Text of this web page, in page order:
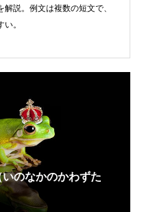
説。例文は複数の短文で、
。
のなかのかわずた